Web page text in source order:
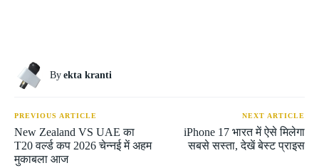
By ekta kranti
PREVIOUS ARTICLE
New Zealand VS UAE का
T20 वर्ल्ड कप 2026 चेन्नई में अहम
मुकाबला आज
NEXT ARTICLE
iPhone 17 भारत में ऐसे मिलेगा
सबसे सस्ता, देखें बेस्ट प्राइस